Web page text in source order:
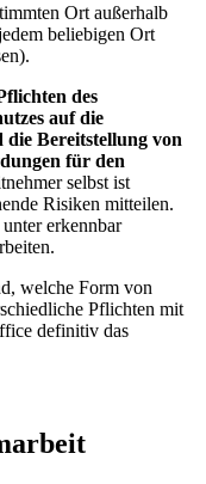
Ort außerhalb
beliebigen Ort
des
auf die
Bereitstellung von
für den
selbst ist
Risiken mitteilen.
erkennbar
welche Form von
Pflichten mit
definitiv das